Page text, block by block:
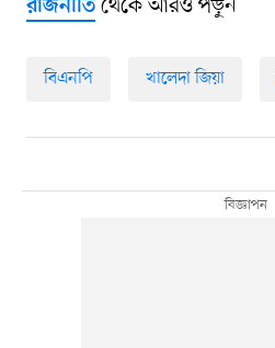
রাজনীতিথেকে আরও পড়ুন
বিএনপি খালেদা জিয়া